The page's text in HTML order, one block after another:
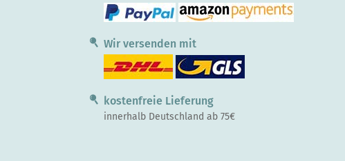
Wir versenden mit
kostenfreie Lieferung
innerhalb Deutschland ab 75€